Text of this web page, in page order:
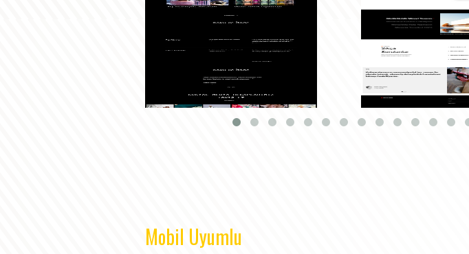
Mobil Uyumlu